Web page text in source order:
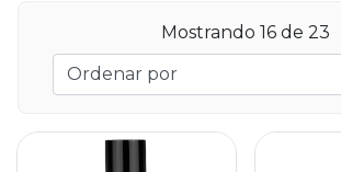
Mostrando 16 de 23